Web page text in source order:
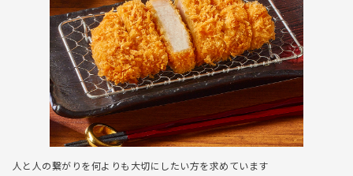
人と人の繋がりを何よりも大切にしたい方を求めています